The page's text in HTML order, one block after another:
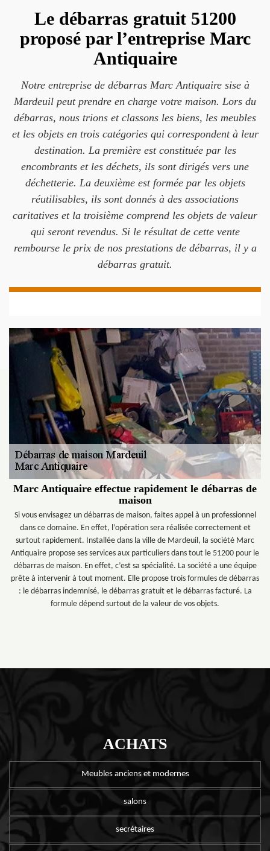
Le débarras gratuit 51200
proposé par l’entreprise Marc
Antiquaire
Notre entreprise de débarras Marc Antiquaire sise à
Mardeuil peut prendre en charge votre maison. Lors du
débarras, nous trions et classons les biens, les meubles
et les objets en trois catégories qui correspondent à leur
destination. La première est constituée par les
encombrants et les déchets, ils sont dirigés vers une
déchetterie. La deuxième est formée par les objets
réutilisables, ils sont donnés à des associations
caritatives et la troisième comprend les objets de valeur
qui seront revendus. Si le résultat de cette vente
rembourse le prix de nos prestations de débarras, il y a
débarras gratuit.
Marc Antiquaire effectue rapidement le débarras de
maison
Si vous envisagez un débarras de maison, faites appel à un professionnel
dans ce domaine. En effet, l’opération sera réalisée correctement et
surtout rapidement. Installée dans la ville de Mardeuil, la société Marc
Antiquaire propose ses services aux particuliers dans tout le 51200 pour le
débarras de maison. En effet, c’est sa spécialité. La société a une équipe
prête à intervenir à tout moment. Elle propose trois formules de débarras
: le débarras indemnisé, le débarras gratuit et le débarras facturé. La
formule dépend surtout de la valeur de vos objets.
ACHATS
Meubles anciens et modernes
salons
secrétaires